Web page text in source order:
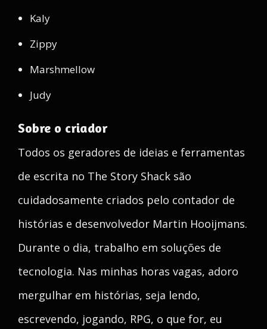
Kaly
Zippy
Marshmellow
Judy
Sobre o criador
Todos os geradores de ideias e ferramentas
de escrita no The Story Shack são
cuidadosamente criados pelo contador de
histórias e desenvolvedor Martin Hooijmans.
Durante o dia, trabalho em soluções de
tecnologia. Nas minhas horas vagas, adoro
mergulhar em histórias, seja lendo,
escrevendo, jogando, RPG, o que for, eu